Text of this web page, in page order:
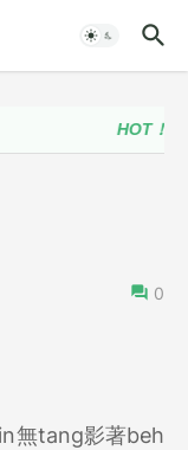
HOT！！ 台語
0
無tang影著beh